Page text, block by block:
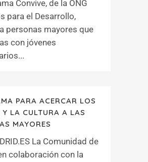
Convive, de la ONG
para el Desarrollo,
personas mayores que
con jóvenes
PARA ACERCAR LOS
Y LA CULTURA A LAS
MAYORES
La Comunidad de
colaboración con la